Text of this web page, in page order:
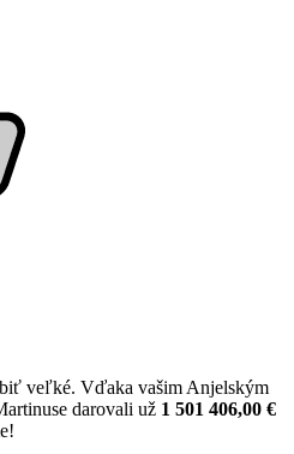
veľké. Vďaka vašim Anjelským
darovali už 1 501 406,00 €